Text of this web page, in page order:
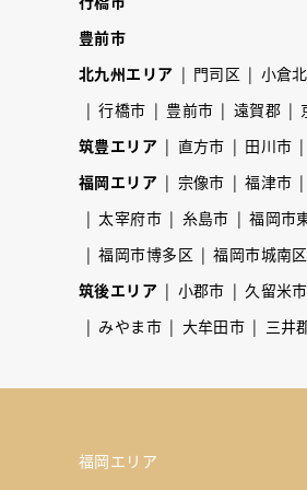
豊前市
北九州エリア
門司区 小倉
行橋市
豊前市 遠賀郡
筑豊エリア
直方市 田川市
福岡エリア
宗像市 福津市
太宰府市
糸島市 福岡市
福岡市博多区
福岡市城南区
筑後エリア
小郡市 久留米市
みやま市
大牟田市 三井
福岡エリア